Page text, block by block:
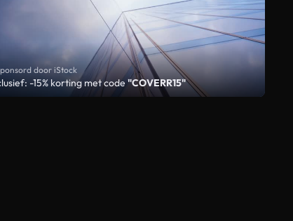
door iStock
-15% korting met code"COVERR15"